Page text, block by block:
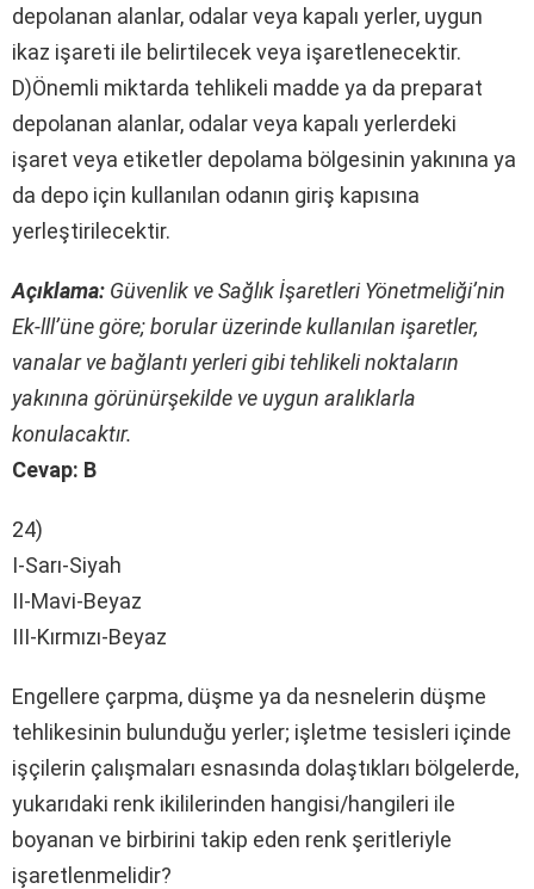
depolanan alanlar, odalar veya kapalı yerler, uygun
ikaz işareti ile belirtilecek veya işaretlenecektir.
D)Önemli miktarda tehlikeli madde ya da preparat
depolanan alanlar, odalar veya kapalı yerlerdeki
işaret veya etiketler depolama bölgesinin yakınına ya
da depo için kullanılan odanın giriş kapısına
yerleştirilecektir.
Açıklama: Güvenlik ve Sağlık İşaretleri Yönetmeliği’nin
Ek-lll’üne göre; borular üzerinde kullanılan işaretler,
vanalar ve bağlantı yerleri gibi tehlikeli noktaların
yakınına görünürşekilde ve uygun aralıklarla
konulacaktır.
Cevap: B
24)
I-Sarı-Siyah
II-Mavi-Beyaz
III-Kırmızı-Beyaz
Engellere çarpma, düşme ya da nesnelerin düşme
tehlikesinin bulunduğu yerler; işletme tesisleri içinde
işçilerin çalışmaları esnasında dolaştıkları bölgelerde,
yukarıdaki renk ikililerinden hangisi/hangileri ile
boyanan ve birbirini takip eden renk şeritleriyle
işaretlenmelidir?